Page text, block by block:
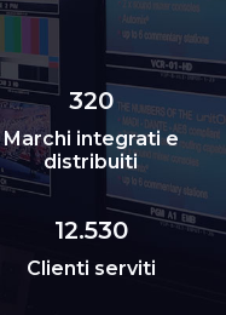
320
Marchi integrati e
distribuiti
12.530
Clienti serviti